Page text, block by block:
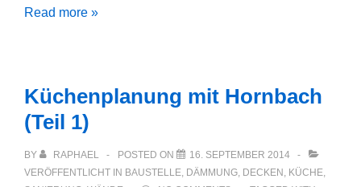
Badezimmerplanung
1)
Read more »
Küchenplanung mit Hornbach
(Teil 1)
BY RAPHAEL POSTED ON
16. SEPTEMBER 2014
VERÖFFENTLICHT IN BAUSTELLE, DÄMMUNG, DECKEN , KÜCHE,